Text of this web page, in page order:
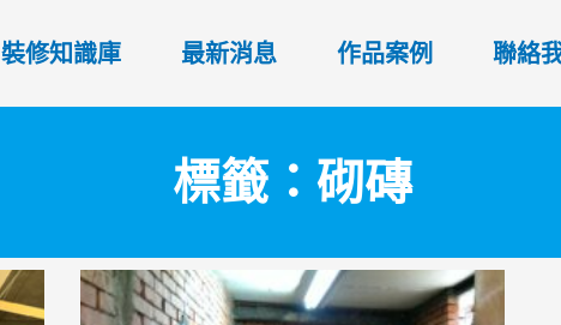
裝修知識庫 最新消息 作品案例 聯絡
標籤：砌磚